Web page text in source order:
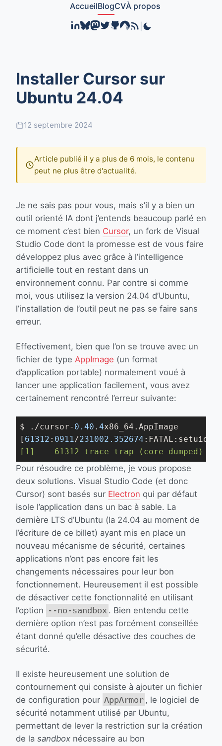
AccueilBlogCVÀ propos
Installer Cursor sur
Ubuntu 24.04
12 septembre 2024
Article publié il y a plus de 6 mois, le contenu
peut ne plus être d'actualité.
Je ne sais pas pour vous, mais s’il y a bien un
outil orienté IA dont j’entends beaucoup parlé en
ce moment c’est bien Cursor, un fork de Visual
Studio Code dont la promesse est de vous faire
développez plus avec grâce à l’intelligence
artificielle tout en restant dans un
environnement connu. Par contre si comme
moi, vous utilisez la version 24.04 d’Ubuntu,
l’installation de l’outil peut ne pas se faire sans
erreur.
Effectivement, bien que l’on se trouve avec un
fichier de type AppImage (un format
d’application portable) normalement voué à
lancer une application facilement, vous avez
certainement rencontré l’erreur suivante:
$ ./cursor- 0.40 . 4x86_64.AppImage
[ 61312 : 0911/231002.352674
Pour résoudre ce problème, je vous propose
deux solutions. Visual Studio Code (et donc
Cursor) sont basés sur Electron qui par défaut
isole l’application dans un bac à sable. La
dernière LTS d’Ubuntu (la 24.04 au moment de
l’écriture de ce billet) ayant mis en place un
nouveau mécanisme de sécurité, certaines
applications n’ont pas encore fait les
changements nécessaires pour leur bon
fonctionnement. Heureusement il est possible
de désactiver cette fonctionnalité en utilisant
l’option --no-sandbox . Bien entendu cette
dernière option n’est pas forcément conseillée
étant donné qu’elle désactive des couches de
sécurité.
Il existe heureusement une solution de
contournement qui consiste à ajouter un fichier
de configuration pour AppArmor , le logiciel de
sécurité notamment utilisé par Ubuntu,
permettant de lever la restriction sur la création
de la sandbox nécessaire au bon